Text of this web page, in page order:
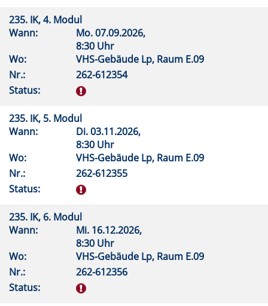
235. IK, 4. Modul
Wann:
Mo.07.09.2026,
8:30 Uhr
Wo:
VHS-Gebäude Lp, Raum E.09
Nr.:
262-612354
Status:
235. IK, 5. Modul
Wann:
Di.03.11.2026,
8:30 Uhr
Wo:
VHS-Gebäude Lp, Raum E.09
Nr.:
262-612355
Status:
235. IK, 6. Modul
Wann:
Mi. 16.12.2026,
8:30 Uhr
Wo:
VHS-Gebäude Lp, Raum E.09
Nr.:
262-612356
Status: